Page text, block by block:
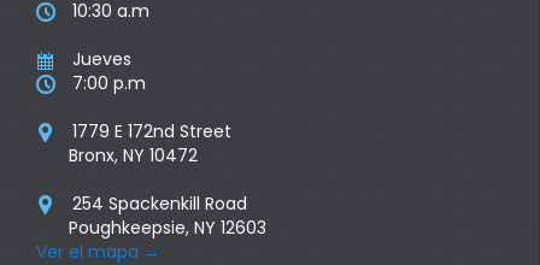
 10:30 a.m
 Jueves
 7:00 p.m

1779 E 172nd Street
Bronx, NY 10472

254 Spackenkill Road
Poughkeepsie, NY 12603
Ver el mapa →